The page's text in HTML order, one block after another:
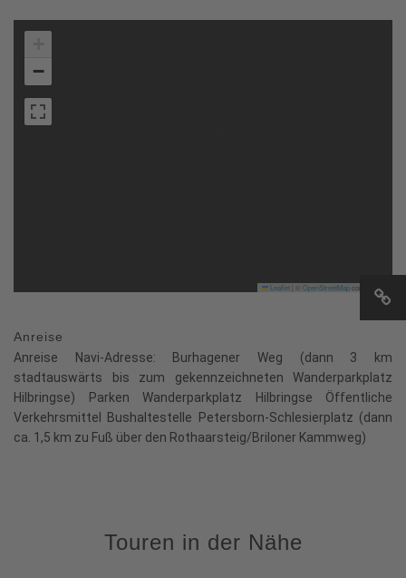
−
Leaflet OpenStreetMapcontributors
Anreise
Anreise Navi-Adresse: Burhagener Weg (dann 3 km
stadtauswärts bis zum gekennzeichneten Wanderparkplatz
Hilbringse) Parken Wanderparkplatz Hilbringse Öffentliche
Verkehrsmittel Bushaltestelle Petersborn-Schlesierplatz (dann
ca. 1,5 km zu Fuß über den Rothaarsteig/Briloner Kammweg)
Touren in der Nähe